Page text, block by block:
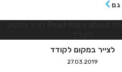
לצייר במקום לקודד
27.03.2019